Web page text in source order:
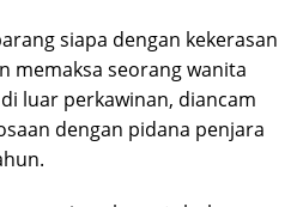
siapa dengan kekerasan
memaksa seorang wanita
luar perkawinan, diancam
dengan pidana penjara